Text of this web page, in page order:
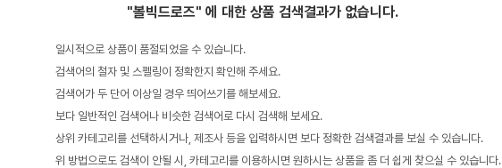
"볼빅드로즈" 에 대한 상품 검색결과가 없습니다.
일시적으로 상품이 품절되었을 수 있습니다.
검색어의 철자 및 스펠링이 정확한지 확인해 주세요.
검색어가 두 단어 이상일 경우 띄어쓰기를 해보세요.
보다 일반적인 검색어나 비슷한 검색어로 다시 검색해 보세요.
상위 카테고리를 선택하시거나, 제조사 등을 입력하시면 보다 정확한 검색결과를 보실 수 있습니다.
위 방법으로도 검색이 안될 시, 카테고리를 이용하시면 원하시는 상품을 좀 더 쉽게 찾으실 수 있습니다.